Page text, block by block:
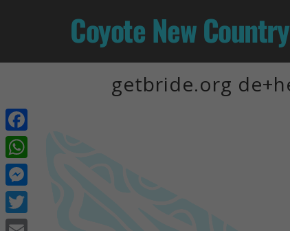
Coyote New Country
getbride.org
Facebook
WhatsApp
Messenger
Twitter